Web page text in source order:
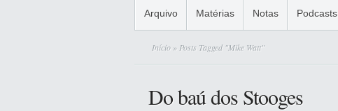
Arquivo Matérias Notas Podcasts
Início » Posts Tagged "Mike Watt"
Do baú dos Stooges